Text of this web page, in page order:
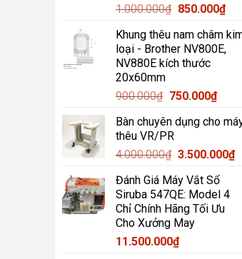
1.000.000₫ Giá
là:
1.000.000₫.
850.000₫Giá
tại
là:
Khung thêu nam châm
loại - Brother NV800E,
NV880E kích thước
20x60mm
900.000₫ Giá
là:
900.000₫.
750.000₫Giá
tại
Bàn chuyên dụng cho
thêu VR/PR
4.000.000₫ Giá
là:
4.000.000₫.
3.500.000₫
Đánh Giá Máy Vắt Sổ
Siruba 547QE: Model 4
Chỉ Chính Hãng Tối Ưu
Cho Xưởng May
11.500.000₫